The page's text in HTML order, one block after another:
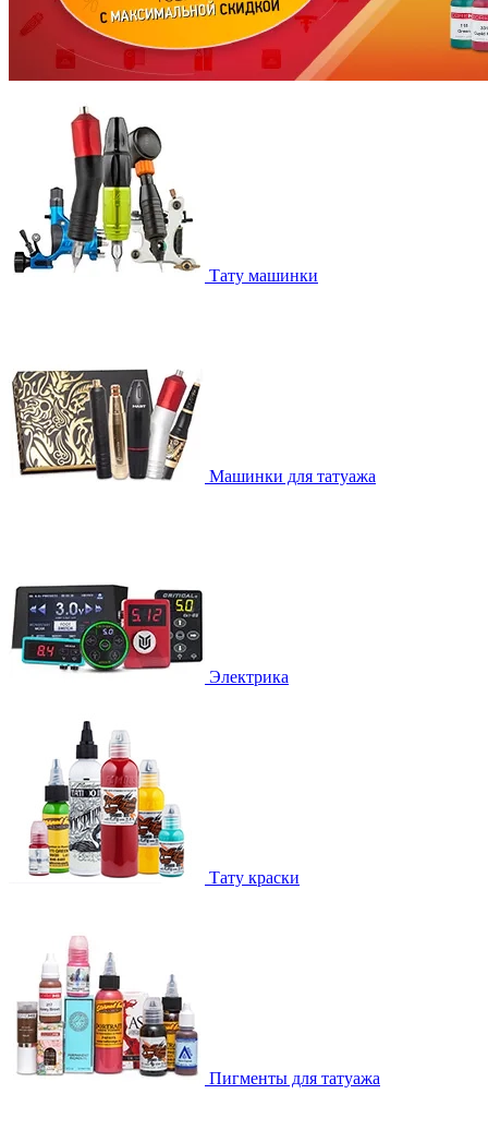
Тату машинки
Машинки для татуажа
Электрика
Тату краски
Пигменты для татуажа